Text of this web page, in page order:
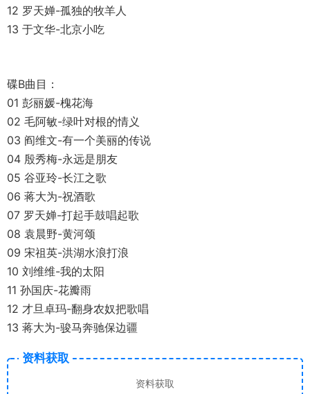
12 罗天婵-孤独的牧羊人
13 于文华-北京小吃
碟B曲目：
01 彭丽媛-槐花海
02 毛阿敏-绿叶对根的情义
03 阎维文-有一个美丽的传说
04 殷秀梅-永远是朋友
05 谷亚玲-长江之歌
06 蒋大为-祝酒歌
07 罗天婵-打起手鼓唱起歌
08 袁晨野-黄河颂
09 宋祖英-洪湖水浪打浪
10 刘维维-我的太阳
11 孙国庆-花瓣雨
12 才旦卓玛-翻身农奴把歌唱
13 蒋大为-骏马奔驰保边疆
资料获取
资料获取